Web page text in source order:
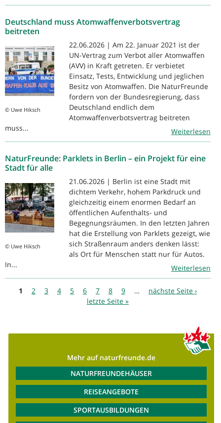
Deutschland muss Atomwaffenverbotsvertrag
beitreten
© Uwe Hiksch
22.06.2026 | Am 22. Januar 2021 ist der
UN-Vertrag zum Verbot aller Atomwaffen
(AVV) in Kraft getreten. Er verbietet
Einsatz, Tests, Entwicklung und jeglichen
Besitz von Atomwaffen. Die NaturFreunde
fordern von der Bundesregierung, dass
Deutschland endlich dem
Atomwaffenverbotsvertrag beitreten
muss...
Weiterlesen
NaturFreunde: Parklets in Berlin – ein Projekt für eine
Stadt für alle
© Uwe Hiksch
21.06.2026 | Berlin ist eine Stadt mit
dichtem Verkehr, hohem Parkdruck und
gleichzeitig einem enormen Bedarf an
öffentlichen Aufenthalts- und
Begegnungsräumen. In den letzten Jahren
hat die Erstellung von Parklets gezeigt, wie
sich Straßenraum anders denken lässt:
als Ort für Menschen statt nur für Autos.
In...
Weiterlesen
Seiten
1 2 3 4 5 6 7 8 9 …
nächste Seite ›
letzte Seite »
Mehr auf naturfreunde.de
NATURFREUNDEHÄUSER
REISEANGEBOTE
SPORTAUSBILDUNGEN